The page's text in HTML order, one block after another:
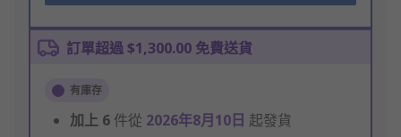
訂單超過 $1,300.00 免費送貨
有庫存
加上 6 件從 2026年8月10日 起發貨